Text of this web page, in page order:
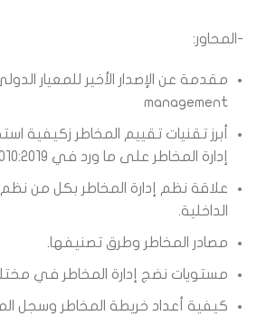
-المحاور:
management
أبرز تقنيات تقييم المخاطر زكيفية
إدارة المخاطر على ما ورد في IEC 31010:2019
علاقة نظم إدارة المخاطر بكل من نظم
الداخلية.
مصادر المخاطر وطرق تصنيفها.
مستويات نضج إدارة المخاطر في
كيفية أعداد خريطة المخاطر وسجل